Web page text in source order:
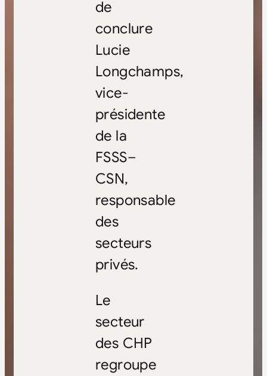
de
conclure
Lucie
Longchamps,
vice-
présidente
de la
FSSS–
CSN,
responsable
des
secteurs
privés.
Le
secteur
des CHP
regroupe